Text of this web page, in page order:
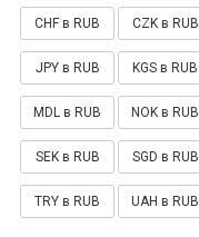
CHF в RUB CZK в RUB
JPY в RUB KGS в RUB
MDL в RUB NOK в RUB
SEK в RUB SGD в RUB
TRY в RUB UAH в RUB